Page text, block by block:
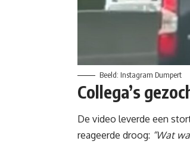
Beeld: Instagram Dumpert
Collega’s
De video leverde een
reageerde droog: “Wat